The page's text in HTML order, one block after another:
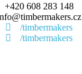
+420 608 283 148
/timbermakers
/timbermakers